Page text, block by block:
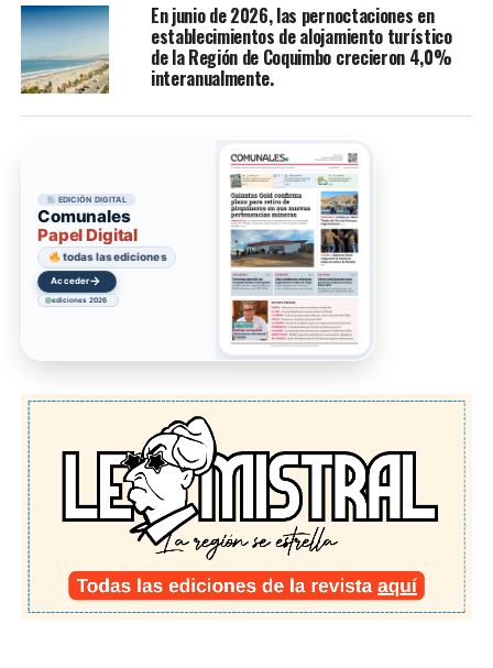
En junio de 2026, las pernoctaciones en
establecimientos de alojamiento turístico
de la Región de Coquimbo crecieron 4,0%
interanualmente.
EDICIÓN DIGITAL
Comunales
Papel Digital
todas las ediciones
Acceder→
ediciones 2026